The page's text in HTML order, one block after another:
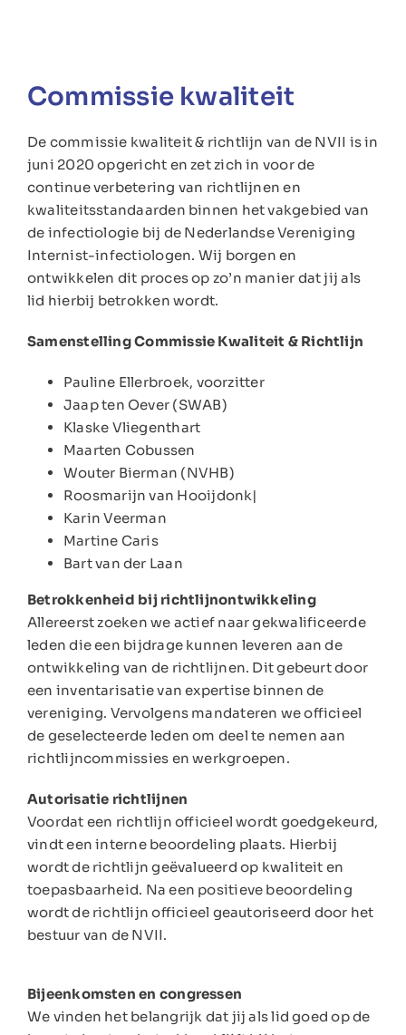
Commissie kwaliteit
De commissie kwaliteit & richtlijn van de NVII is in
juni 2020 opgericht en zet zich in voor de
continue verbetering van richtlijnen en
kwaliteitsstandaarden binnen het vakgebied van
de infectiologie bij de Nederlandse Vereniging
Internist-infectiologen. Wij borgen en
ontwikkelen dit proces op zo’n manier dat jij als
lid hierbij betrokken wordt.
Samenstelling Commissie Kwaliteit & Richtlijn
Pauline Ellerbroek, voorzitter
Jaap ten Oever (SWAB)
Klaske Vliegenthart
Maarten Cobussen
Wouter Bierman (NVHB)
Roosmarijn van Hooijdonk|
Karin Veerman
Martine Caris
Bart van der Laan
Betrokkenheid bij richtlijnontwikkeling
Allereerst zoeken we actief naar gekwalificeerde
leden die een bijdrage kunnen leveren aan de
ontwikkeling van de richtlijnen. Dit gebeurt door
een inventarisatie van expertise binnen de
vereniging. Vervolgens mandateren we officieel
de geselecteerde leden om deel te nemen aan
richtlijncommissies en werkgroepen.
Autorisatie richtlijnen
Voordat een richtlijn officieel wordt goedgekeurd,
vindt een interne beoordeling plaats. Hierbij
wordt de richtlijn geëvalueerd op kwaliteit en
toepasbaarheid. Na een positieve beoordeling
wordt de richtlijn officieel geautoriseerd door het
bestuur van de NVII.
Bijeenkomsten en congressen
We vinden het belangrijk dat jij als lid goed op de